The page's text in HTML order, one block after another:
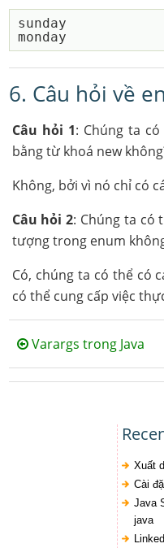
sunday
6. Câu hỏi về
Câu hỏi 1: Chúng ta
bằng từ khoá new
Không, bởi vì nó chỉ có
Câu hỏi 2: Chúng ta có
tượng trong enum
Có, chúng ta có thể có
có thể cung cấp việc
Varargs trong Java
Xuất
Cài
Java
java